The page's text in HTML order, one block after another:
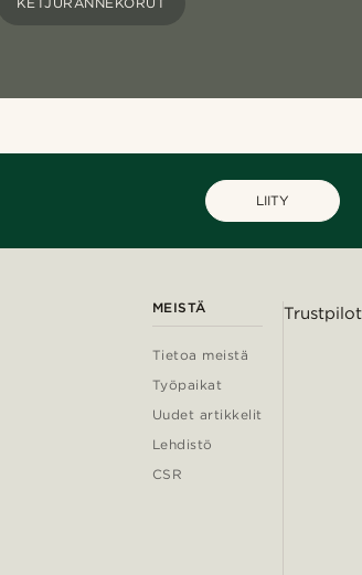
LIITY
MEISTÄ
Tietoa meistä
Työpaikat
Uudet artikkelit
Lehdistö
CSR
Trustpilot